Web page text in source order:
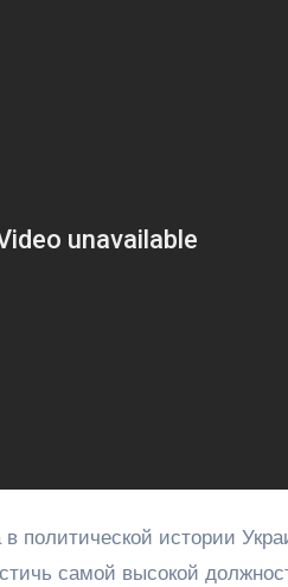
политической истории
самой высокой